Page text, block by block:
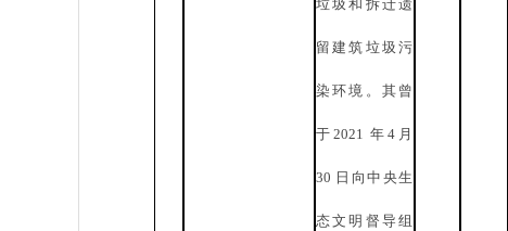
垃圾和拆迁遗
留建筑垃圾污
染环境。其曾
于2021 年4月
30 日向中央生
态文明督导组